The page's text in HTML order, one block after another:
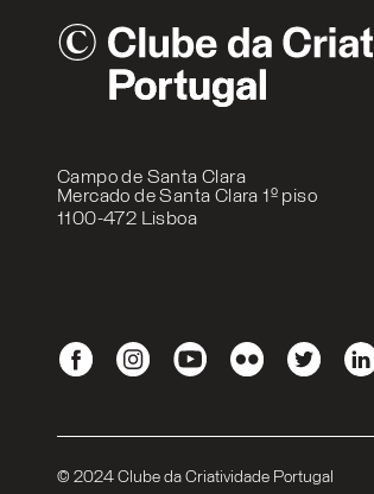
Campo de Santa Clara
Mercado de Santa Clara 1º piso
1100-472 Lisboa
© 2024 Clube da Criatividade Portugal